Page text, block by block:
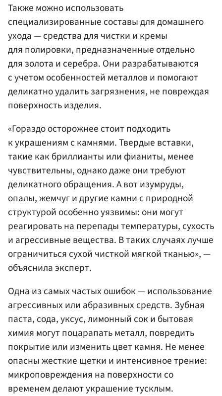
Также можно использовать
специализированные составы для домашнего
ухода — средства для чистки и кремы
для полировки, предназначенные отдельно
для золота и серебра. Они разрабатываются
с учетом особенностей металлов и помогают
деликатно удалить загрязнения, не повреждая
поверхность изделия.
«Гораздо осторожнее стоит подходить
к украшениям с камнями. Твердые вставки,
такие как бриллианты или фианиты, менее
чувствительны, однако даже они требуют
деликатного обращения. А вот изумруды,
опалы, жемчуг и другие камни с природной
структурой особенно уязвимы: они могут
реагировать на перепады температуры, сухость
и агрессивные вещества. В таких случаях лучше
ограничиться сухой чисткой мягкой тканью», —
объяснила эксперт.
Одна из самых частых ошибок — использование
агрессивных или абразивных средств. Зубная
паста, сода, уксус, лимонный сок и бытовая
химия могут поцарапать металл, повредить
покрытие или изменить цвет камня. Не менее
опасны жесткие щетки и интенсивное трение:
микроповреждения на поверхности со
временем делают украшение тусклым.